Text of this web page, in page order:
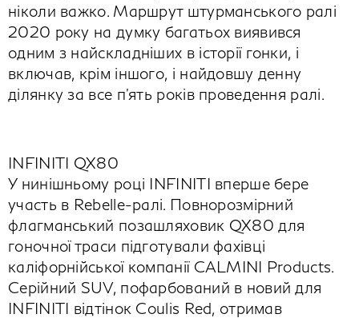
ніколи важко. Маршрут штурманського ралі
2020 року на думку багатьох виявився
одним з найскладніших в історії гонки, і
включав, крім іншого, і найдовшу денну
ділянку за все п'ять років проведення ралі.
INFINITI QX80
У нинішньому році INFINITI вперше бере
участь в Rebelle-ралі. Повнорозмірний
флагманський позашляховик QX80 для
гоночної траси підготували фахівці
каліфорнійської компанії CALMINI Products.
Серійний SUV, пофарбований в новий для
INFINITI відтінок Coulis Red, отримав